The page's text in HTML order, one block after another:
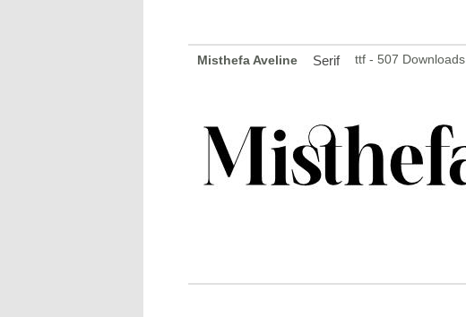
Misthefa Aveline Serif ttf - 507 Downloads